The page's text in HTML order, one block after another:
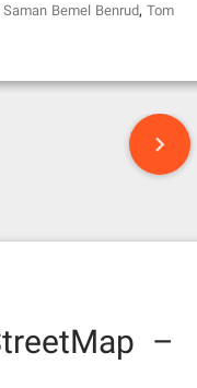
Saman Bemel Benrud,Tom
–